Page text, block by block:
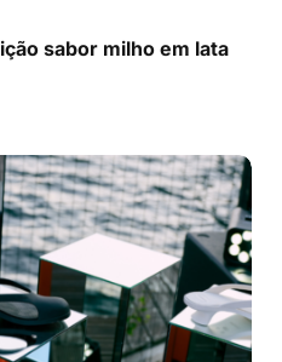
sabor milho em lata